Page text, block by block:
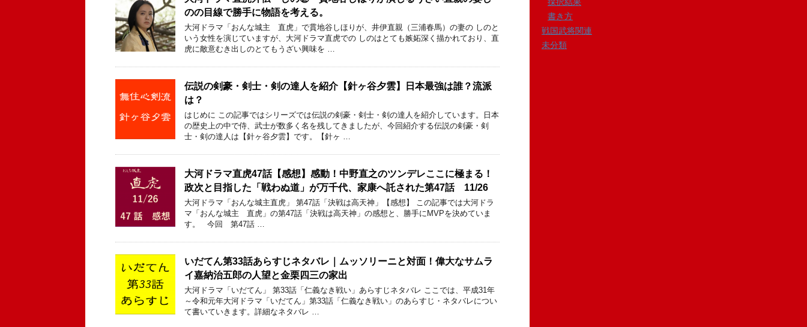
のの目線で勝手に物語を考える。
大河ドラマ「おんな城主 直虎」で貫地谷しほりが、井伊直親（三浦春馬）の妻の しのと
いう女性を演じていますが、大河ドラマ直虎での しのはとても嫉妬深く描かれており、直
虎に敵意むき出しのとてもうざい興味を …
伝説の剣豪・剣士・剣の達人を紹介【針ヶ谷夕雲】日本最強は誰？流派
は？
はじめに この記事ではシリーズでは伝説の剣豪・剣士・剣の達人を紹介しています。日本
の歴史上の中で侍、武士が数多く名を残してきましたが、今回紹介する伝説の剣豪・剣
士・剣の達人は【針ヶ谷夕雲】です。【針ヶ …
大河ドラマ直虎47話【感想】感動！中野直之のツンデレここに極まる！
政次と目指した「戦わぬ道」が万千代、家康へ託された第47話 11/26
大河ドラマ「おんな城主直虎」 第47話「決戦は高天神」【感想】 この記事では大河ドラ
マ「おんな城主 直虎」の第47話「決戦は高天神」の感想と、勝手にMVPを決めていま
す。 今回 第47話 …
いだてん第33話あらすじネタバレ｜ムッソリーニと対面！偉大なサムラ
イ嘉納治五郎の人望と金栗四三の家出
大河ドラマ「いだてん」 第33話「仁義なき戦い」あらすじネタバレ ここでは、平成31年
～令和元年大河ドラマ「いだてん」第33話「仁義なき戦い」のあらすじ・ネタバレについ
て書いていきます。詳細なネタバレ …
書き方
戦国武将関連
未分類